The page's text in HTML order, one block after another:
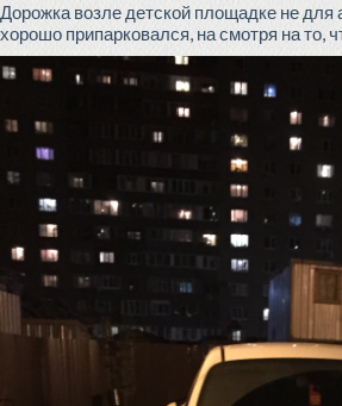
Дорожка возле детской площадке не для
хорошо припарковался, на смотря на то,